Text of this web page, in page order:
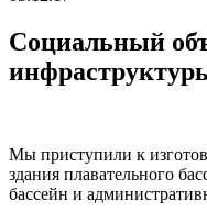
Социальный
Мы приступили к
здания плавательного
бассейн и